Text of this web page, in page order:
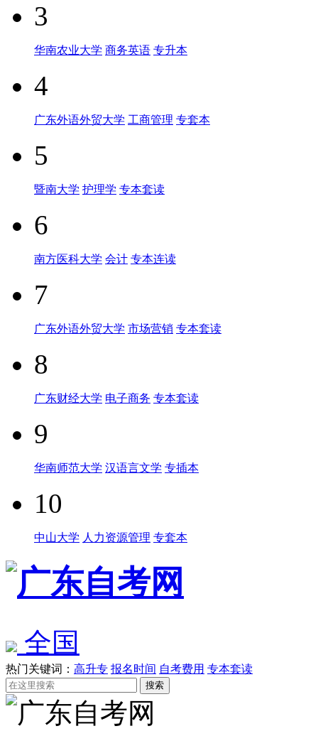
3
华南农业大学 商务英语 专升本
4
广东外语外贸大学 工商管理 专套本
5
暨南大学 护理学 专本套读
6
南方医科大学 会计 专本连读
7
广东外语外贸大学 市场营销 专本套读
8
广东财经大学 电子商务 专本套读
9
华南师范大学 汉语言文学 专插本
10
中山大学 人力资源管理 专套本
全国
热门关键词： 高升专 报名时间 自考费用 专本套读